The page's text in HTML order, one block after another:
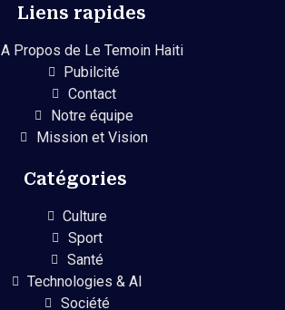
Liens rapides
A Propos de Le Temoin Haiti
Pubilcité
Contact
Notre équipe
Mission et Vision
Catégories
Culture
Sport
Santé
Technologies & AI
Société